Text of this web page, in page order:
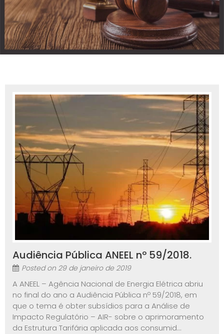
Audiência Pública ANEEL nº 59/2018.
Posted on 29 de janeiro de 2019
A ANEEL – Agência Nacional de Energia Elétrica abriu
no final do ano a Audiência Pública nº 59/2018, em
que o tema é obter subsídios para a Análise de
Impacto Regulatório – AIR- sobre o aprimoramento
da Estrutura Tarifária aplicada aos consumid...